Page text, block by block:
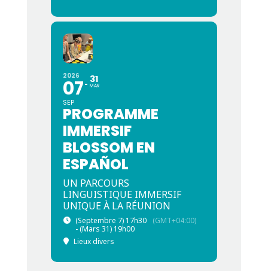
2026
07
SEP
31
MAR
PROGRAMME
IMMERSIF
BLOSSOM EN
ESPAÑOL
UN PARCOURS
LINGUISTIQUE IMMERSIF
UNIQUE À LA RÉUNION
(Septembre 7) 17h30
- (Mars 31) 19h00
(GMT+04:00)
Lieux divers